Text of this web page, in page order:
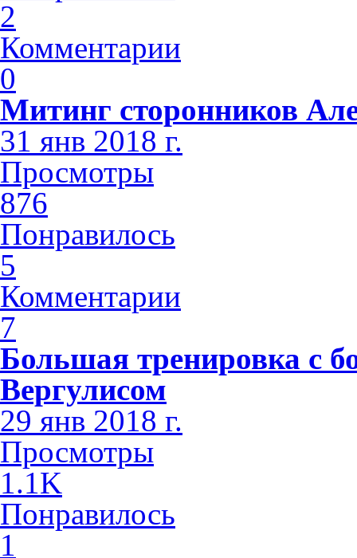
2
Комментарии
0
Митинг сторонников
31 янв 2018 г.
Просмотры
876
Понравилось
5
Комментарии
7
Большая тренировка с
Вергулисом
29 янв 2018 г.
Просмотры
1.1K
Понравилось
1